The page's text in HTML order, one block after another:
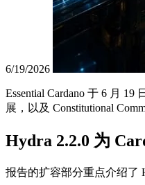
6/19/2026
Essential Cardano 于 6 月
展，以及 Constitutional
Hydra 2.2.0 为
报告的扩容部分重点介绍了